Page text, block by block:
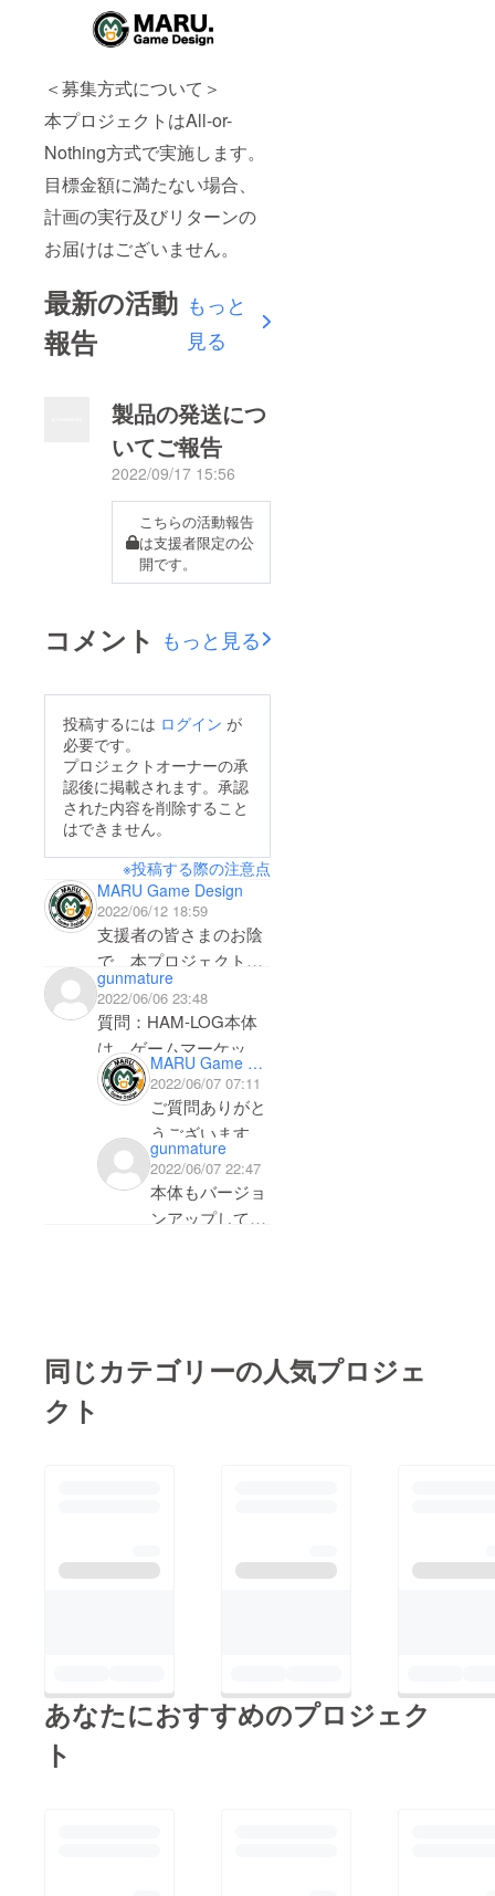
＜募集方式について＞
本プロジェクトはAll-or-
Nothing方式で実施します。
目標金額に満たない場合、
計画の実行及びリターンの
お届けはございません。
最新の活動
報告
もっと
見る
製品の発送につ
いてご報告
2022/09/17 15:56
こちらの活動報告
は支援者限定の公
開です。
コメント もっと見る
投稿するには ログイン が
必要です。
プロジェクトオーナーの承
認後に掲載されます。承認
された内容を削除すること
はできません。
※投稿する際の注意点
MARU Game Design
2022/06/12 18:59
支援者の皆さまのお陰
で、本プロジェクトを
無事達成する事ができ
ました！！ありがとう
ございます！！✨
暖かい応援コメントや
期待に溢れるコメント
に応えられるような良
い商品を作りますの
で、楽しみにしていて
下さい！！
定なども検討しており
ます！
gunmature
2022/06/06 23:48
質問：HAM-LOG本体
は、ゲームマーケット
2022春で頒布したもの
と同じ版と考えて良い
でしょうか？
MARU Game Design
2022/06/07 07:11
ご質問ありがと
うございます！
「ゲームマー
ケット2022春」
味して一部の
することで、手
札の偏りによる
す。
gunmature
2022/06/07 22:47
本体もバージョ
ンアップしてい
同じカテゴリーの人気プロジェ
クト
あなたにおすすめのプロジェク
ト